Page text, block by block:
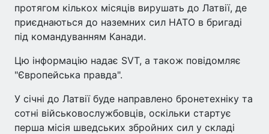
протягом кількох місяців вирушать до Латвії, де
приєднаються до наземних сил НАТО в бригаді
під командуванням Канади.
Цю інформацію надає SVT, а також повідомляє
"Європейська правда".
У січні до Латвії буде направлено бронетехніку та
сотні військовослужбовців, оскільки стартує
перша місія шведських збройних сил у складі